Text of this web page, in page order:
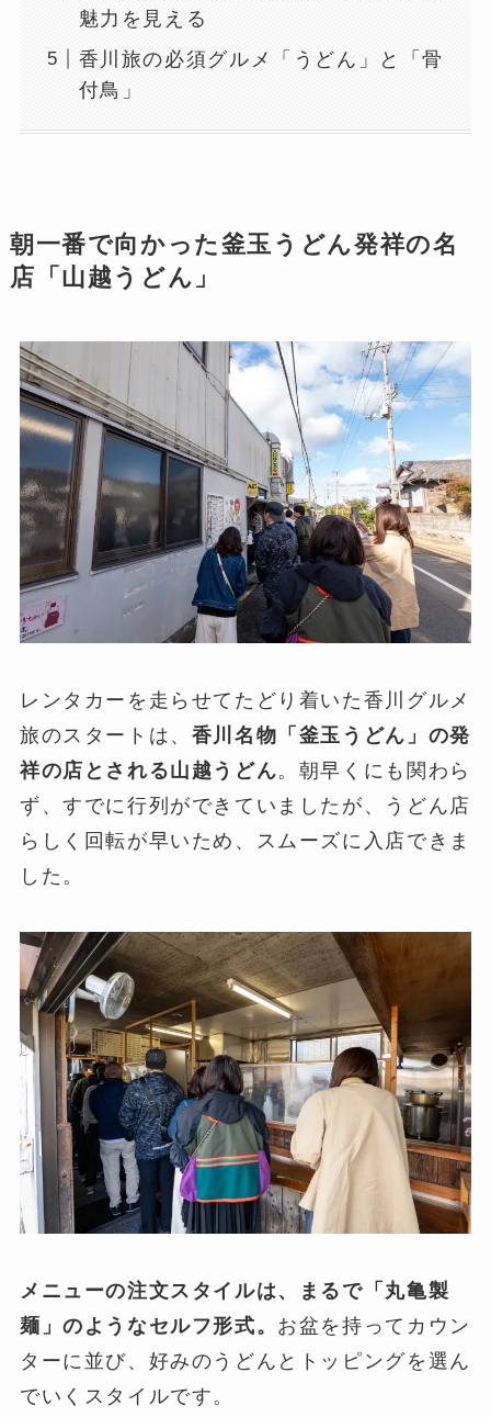
魅力を見える
香川旅の必須グルメ「うどん」と「骨
付鳥」
朝一番で向かった釜玉うどん発祥の名
店「山越うどん」
レンタカーを走らせてたどり着いた香川グルメ
旅のスタートは、 香川名物「釜玉うどん」の発
祥の店とされる山越うどん。朝早くにも関わら
ず、すでに行列ができていましたが、うどん店
らしく回転が早いため、スムーズに入店できま
した。
メニューの注文スタイルは、まるで「丸亀製
麺」のようなセルフ形式。 お盆を持ってカウン
ターに並び、好みのうどんとトッピングを選ん
でいくスタイルです。